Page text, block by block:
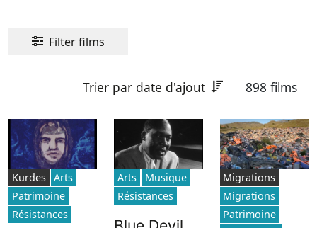
Filter films
Trier par date d'ajout 898 films
Kurdes
Arts
Patrimoine
Résistances
Arts
Musique
Résistances
Migrations
Migrations
Patrimoine